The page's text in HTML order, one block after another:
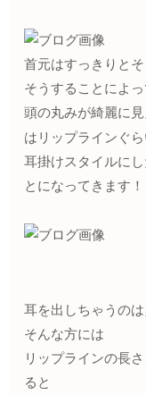
首元はすっきりとそ
そうすることによっ
頭の丸みが綺麗に見
はリップラインぐ
耳掛けスタイルに
とになってきます！
耳を出しちゃうのは
そんな方には
リップラインの長
ると